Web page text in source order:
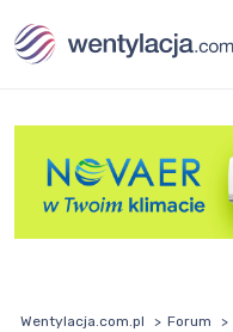
Wentylacja.com.pl Forum